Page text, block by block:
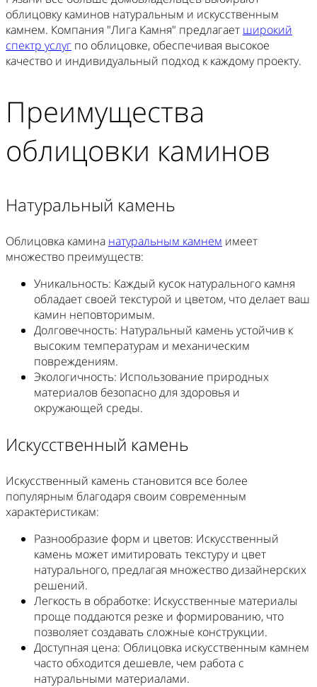
облицовку каминов натуральным и искусственным
камнем. Компания "Лига Камня" предлагает широкий
спектр услуг по облицовке, обеспечивая высокое
качество и индивидуальный подход к каждому проекту.
Преимущества
облицовки каминов
Натуральный камень
Облицовка камина натуральным камнем имеет
множество преимуществ:
Уникальность: Каждый кусок натурального камня
обладает своей текстурой и цветом, что делает ваш
камин неповторимым.
Долговечность: Натуральный камень устойчив к
высоким температурам и механическим
повреждениям.
Экологичность: Использование природных
материалов безопасно для здоровья и
окружающей среды.
Искусственный камень
Искусственный камень становится все более
популярным благодаря своим современным
характеристикам:
Разнообразие форм и цветов: Искусственный
камень может имитировать текстуру и цвет
натурального, предлагая множество дизайнерских
решений.
Легкость в обработке: Искусственные материалы
проще поддаются резке и формированию, что
позволяет создавать сложные конструкции.
Доступная цена: Облицовка искусственным камнем
часто обходится дешевле, чем работа с
натуральными материалами.